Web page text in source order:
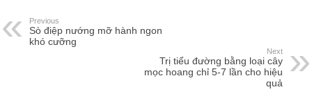
Previous
Sò điệp nướng mỡ hành ngon
khó cưỡng
Next
Trị tiểu đường bằng loại cây
mọc hoang chỉ 5-7 lần cho hiệu
quả